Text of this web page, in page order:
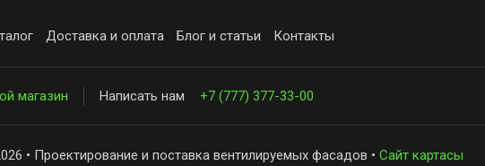
Доставка и оплата Блог и статьи Контакты
магазин Написать нам +7 (777) 377-33-00
• Проектирование и поставка вентилируемых фасадов • Сайт картасы